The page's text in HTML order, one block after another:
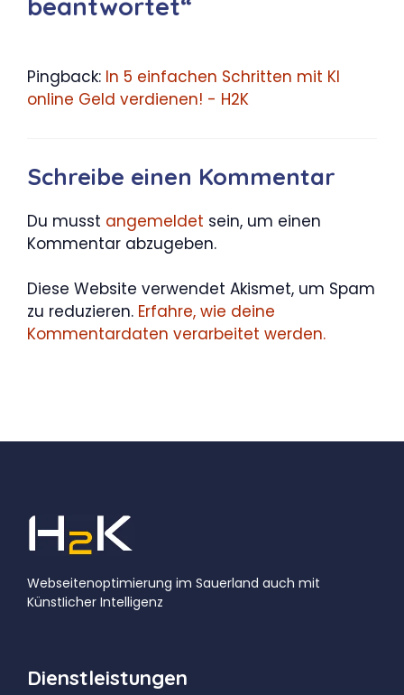
beantwortet“
Pingback: In 5 einfachen Schritten mit KI
online Geld verdienen! - H2K
Schreibe einen Kommentar
Du musst angemeldet sein, um einen
Kommentar abzugeben.
Diese Website verwendet Akismet, um Spam
zu reduzieren. Erfahre, wie deine
Kommentardaten verarbeitet werden.
Webseitenoptimierung im Sauerland auch mit
KünstIicher Intelligenz
Dienstleistungen